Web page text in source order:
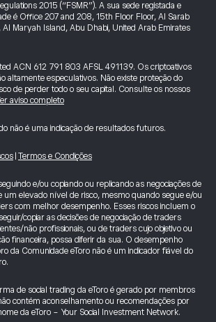
2015 (“FSMR”). A sua sede registada e
é Office 207 and 208, 15th Floor Floor, Al Sarab
Maryah Island, Abu Dhabi, United Arab Emirates
ACN 612 791 803 AFSL 491139. Os criptoativos
altamente especulativos. Não existe proteção do
de perder todo o seu capital. Consulte os nossos
aviso completo
não é uma indicação de resultados futuros.
Termos e Condições
e/ou copiando ou replicando as negociações de
elevado nível de risco, mesmo quando segue e/ou
com melhor desempenho. Esses riscos incluem o
copiar as decisões de negociação de traders
não profissionais, ou de traders cujo objetivo ou
financeira, possa diferir da sua. O desempenho
da Comunidade eToro não é um indicador fiável do
de social trading da eToro é gerado por membros
contém aconselhamento ou recomendações por
da eToro - Your Social Investment Network.